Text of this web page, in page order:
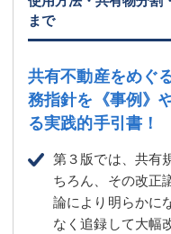
まで
共有不動産をめぐ
務指針を 《事例
る実践的手引書！
第３版では、共有
ちろん、その改正
論により明らかに
なく追録して大幅